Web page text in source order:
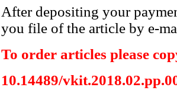
After depositing your
you file of the article by e-
To order articles please
10.14489/